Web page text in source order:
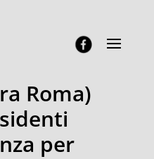
Roma)
per